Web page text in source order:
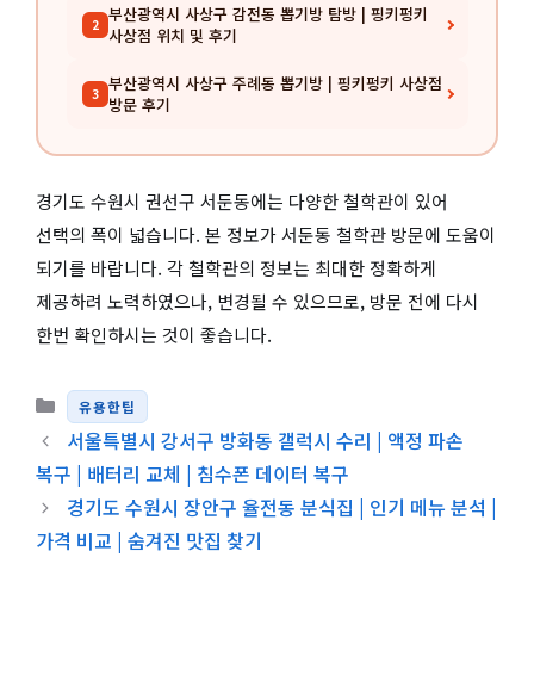
2 부산광역시 사상구 감전동 뽑기방 탐방 | 핑키펑키
사상점 위치 및 후기
3 부산광역시 사상구 주례동 뽑기방 | 핑키펑키 사상점
방문 후기
경기도 수원시 권선구 서둔동에는 다양한 철학관이 있어
선택의 폭이 넓습니다. 본 정보가 서둔동 철학관 방문에 도움이
되기를 바랍니다. 각 철학관의 정보는 최대한 정확하게
제공하려 노력하였으나, 변경될 수 있으므로, 방문 전에 다시
한번 확인하시는 것이 좋습니다.
카테고리
유용한팁
서울특별시 강서구 방화동 갤럭시 수리 | 액정 파손
복구 | 배터리 교체 | 침수폰 데이터 복구
경기도 수원시 장안구 율전동 분식집 | 인기 메뉴 분석 |
가격 비교 | 숨겨진 맛집 찾기